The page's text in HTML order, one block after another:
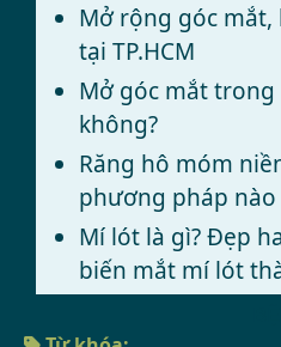
Mở rộng góc
tại TP.HCM
Mở góc mắt trong
không?
Răng hô móm
phương pháp
Mí lót là gì? Đẹp
biến mắt mí lót